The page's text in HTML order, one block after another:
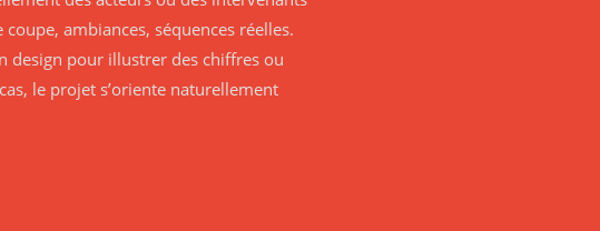
ambiances, séquences réelles.
design pour illustrer des chiffres ou
le projet s’oriente naturellement